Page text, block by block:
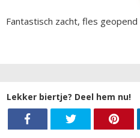
Fantastisch zacht, fles
Lekker biertje? Deel hem nu!